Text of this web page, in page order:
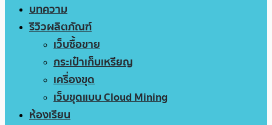
บทความ
รีวิวผลิตภัณฑ์
เว็บซื้อขาย
กระเป๋าเก็บเหรียญ
เครื่องขุด
เว็บขุดแบบ Cloud Mining
ห้องเรียน